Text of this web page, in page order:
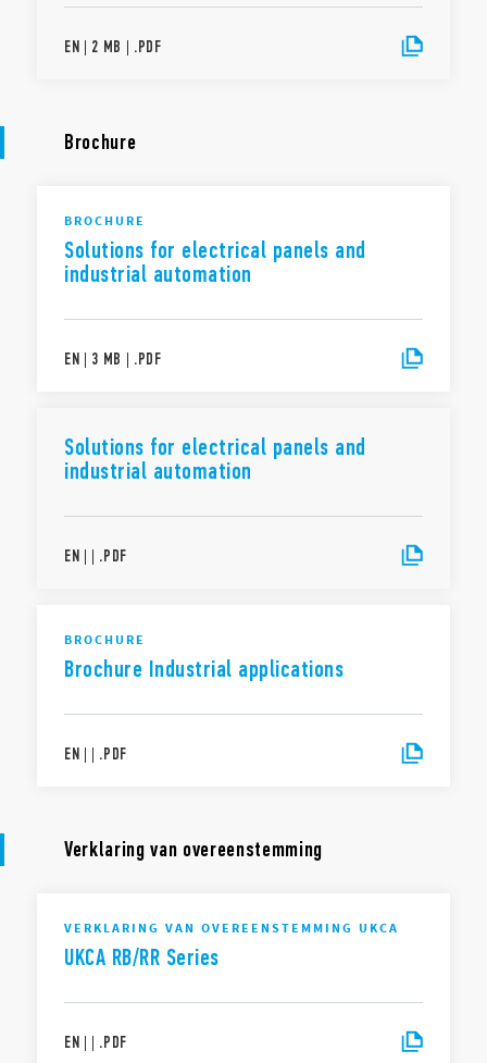
EN | 2 MB | .PDF
Brochure
BROCHURE
Solutions for electrical panels and
industrial automation
EN | 3 MB | .PDF
Solutions for electrical panels and
industrial automation
EN | | .PDF
BROCHURE
Brochure Industrial applications
EN | | .PDF
Verklaring van overeenstemming
VERKLARING VAN OVEREENSTEMMING UKCA
UKCA RB/RR Series
EN | | .PDF